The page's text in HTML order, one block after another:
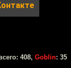
408, Goblin: 35